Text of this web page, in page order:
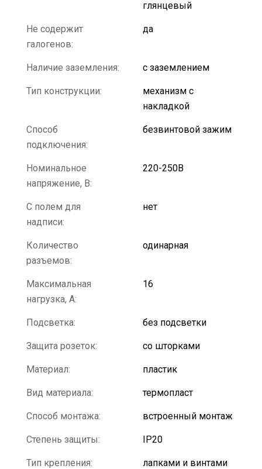
глянцевый
Не содержит
галогенов:
да
Наличие заземления: с заземлением
Тип конструкции:
механизм с
накладкой
Способ
подключения:
безвинтовой зажим
Номинальное
напряжение, В:
220-250В
С полем для
надписи:
нет
Количество
разъемов:
одинарная
Максимальная
нагрузка, А:
16
Подсветка: без подсветки
Защита розеток: со шторками
Материал: пластик
Вид материала: термопласт
Способ монтажа: встроенный монтаж
Степень защиты: IP20
Тип крепления: лапками и винтами